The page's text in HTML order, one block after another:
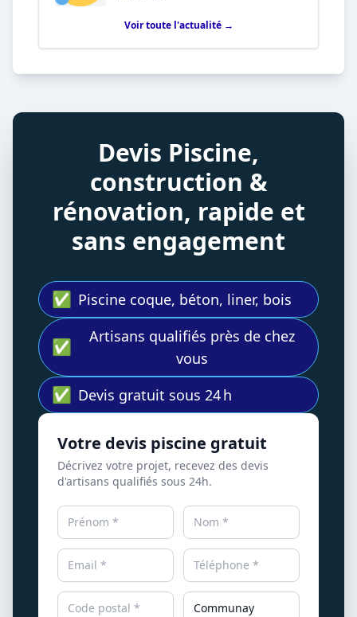
Voir toute l'actualité →
Devis Piscine,
construction &
rénovation, rapide et
sans engagement
✅ Piscine coque, béton, liner, bois
✅
Artisans qualifiés près de chez
vous
✅ Devis gratuit sous 24 h
Votre devis piscine gratuit
Décrivez votre projet, recevez des devis
d'artisans qualifiés sous 24h.